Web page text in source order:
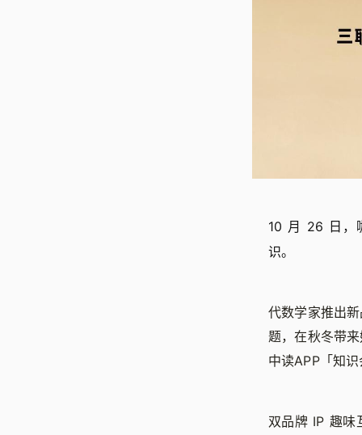
10 月 26 日，
识。
代数学家推出
题，在秋冬带
中读APP「知
双品牌 IP 趣味